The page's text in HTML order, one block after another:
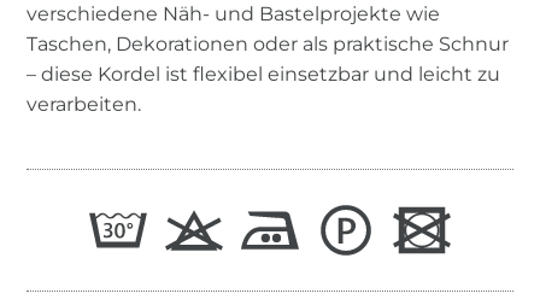
verschiedene Näh- und Bastelprojekte wie
Taschen, Dekorationen oder als praktische Schnur
– diese Kordel ist flexibel einsetzbar und leicht zu
verarbeiten.